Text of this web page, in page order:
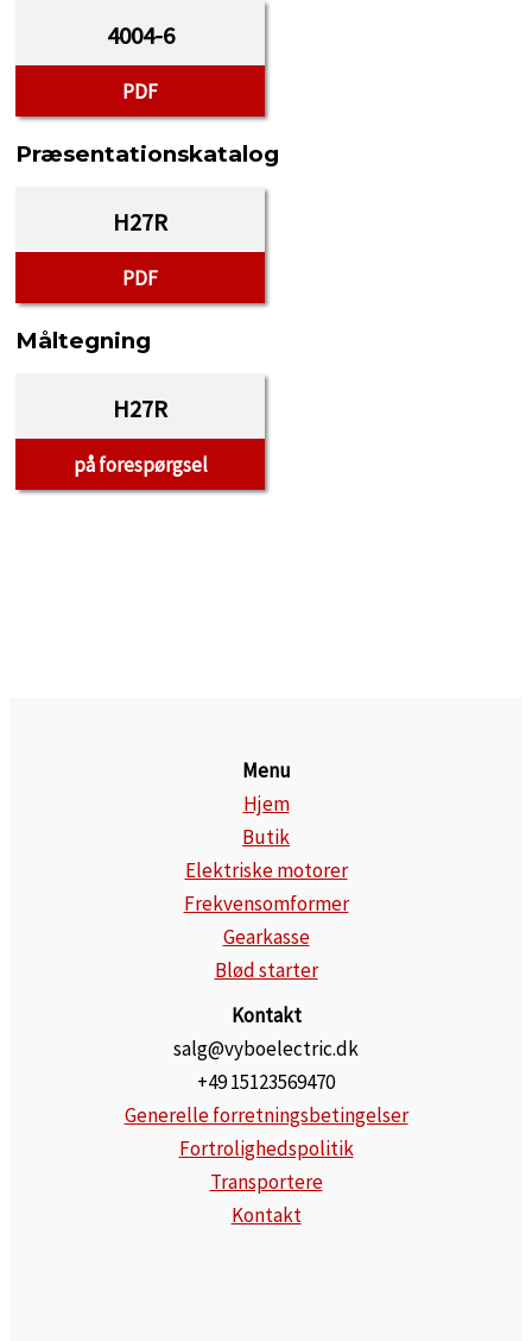
4004-6
PDF
Præsentationskatalog
H27R
PDF
Måltegning
H27R
på forespørgsel
Menu
Hjem
Butik
Elektriske motorer
Frekvensomformer
Gearkasse
Blød starter
Kontakt
salg@vyboelectric.dk
+49 15123569470
Generelle forretningsbetingelser
Fortrolighedspolitik
Transportere
Kontakt